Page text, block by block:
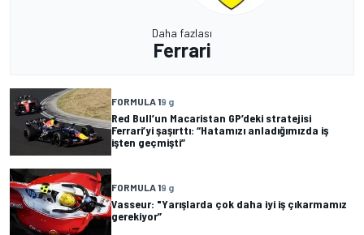
Daha fazlası
Ferrari
FORMULA 19 g
Red Bull’un Macaristan GP’deki stratejisi
Ferrari’yi şaşırttı: “Hatamızı anladığımızda iş
işten geçmişti”
FORMULA 19 g
Vasseur: "Yarışlarda çok daha iyi iş çıkarmamız
gerekiyor”